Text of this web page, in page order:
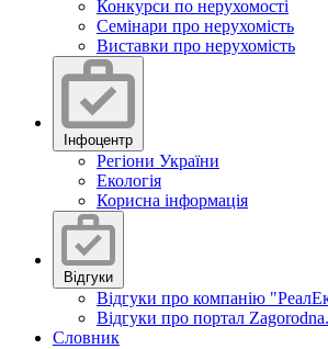
Конкурси по нерухомості
Семінари про нерухомість
Виставки про нерухомість
Інфоцентр
Регіони України
Екологія
Корисна інформація
Відгуки
Відгуки про компанію
Відгуки про портал
Словник